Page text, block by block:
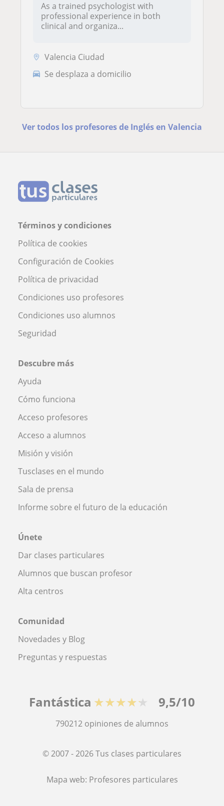
As a trained psychologist with
professional experience in both
clinical and organiza...
Valencia Ciudad
Se desplaza a domicilio
Ver todos los profesores de Inglés en Valencia
Términos y condiciones
Política de cookies
Configuración de Cookies
Política de privacidad
Condiciones uso profesores
Condiciones uso alumnos
Seguridad
Descubre más
Ayuda
Cómo funciona
Acceso profesores
Acceso a alumnos
Misión y visión
Tusclases en el mundo
Sala de prensa
Informe sobre el futuro de la educación
Únete
Dar clases particulares
Alumnos que buscan profesor
Alta centros
Comunidad
Novedades y Blog
Preguntas y respuestas
Fantástica ★★★★★ 9,5/10
790212 opiniones de alumnos
© 2007 - 2026 Tus clases particulares
Mapa web: Profesores particulares